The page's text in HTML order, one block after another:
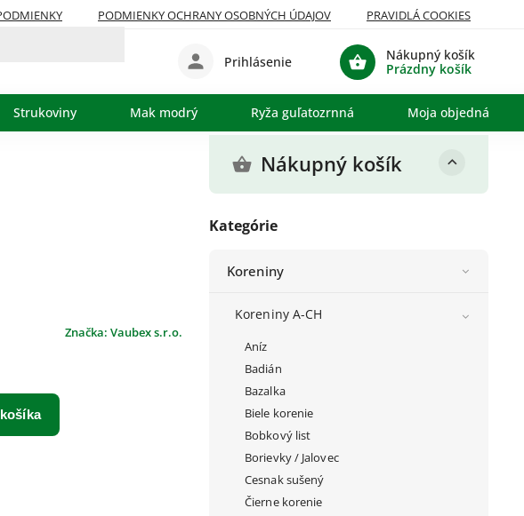
PODMIENKY OCHRANY OSOBNÝCH ÚDAJOV PRAVIDLÁ COOKIES
Nákupný košík
Prázdny košík
Prihlásenie
Strukoviny Mak modrý Ryža guľatozrnná Moja objednávka
Nákupný košík
Kategórie
Koreniny
Koreniny A-CH
Aníz
Badián
Bazalka
Biele korenie
Bobkový list
Borievky / Jalovec
Cesnak sušený
Čierne korenie
Značka: Vaubex s.r.o.